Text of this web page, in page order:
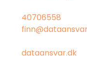
40706558
dataansvar.dk